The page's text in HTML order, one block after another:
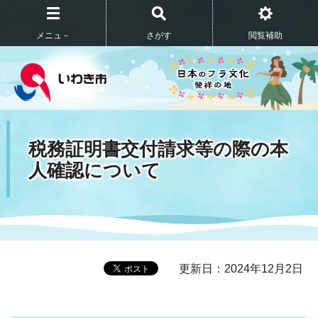
メニュ－ さがす 閲覧補助
税務証明書交付請求等の際の本
人確認について
更新日：2024年12月2日